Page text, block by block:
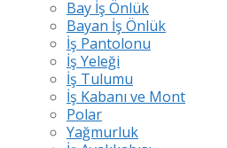
Bay İş Önlük
Bayan İş Önlük
İş Pantolonu
İş Yeleği
İş Tulumu
İş Kabanı ve Mont
Polar
Yağmurluk